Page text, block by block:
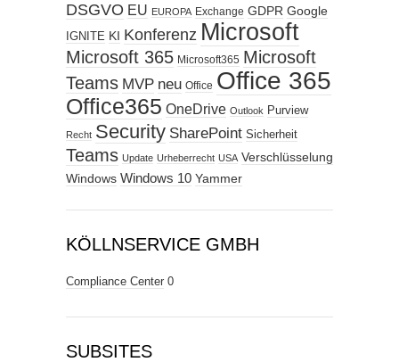
DSGVO EU EUROPA Exchange GDPR Google
IGNITE KI Konferenz Microsoft
Microsoft 365 Microsoft365 Microsoft
Teams MVP neu Office Office 365
Office365 OneDrive Outlook Purview
Recht Security SharePoint Sicherheit
Teams Update Urheberrecht USA Verschlüsselung
Windows Windows 10 Yammer
KÖLLNSERVICE GMBH
Compliance Center 0
SUBSITES